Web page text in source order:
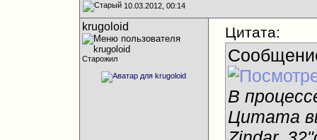
10.03.2012, 00:14
krugoloid
Старожил
Цитата:
В
Цитата